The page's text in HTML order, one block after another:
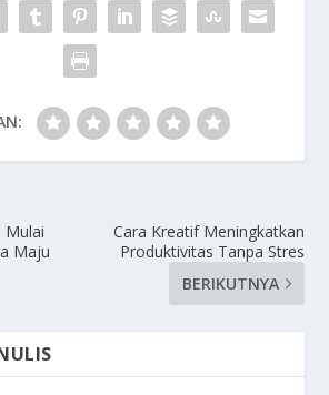
Mulai
Maju
Cara Kreatif Meningkatkan
Produktivitas Tanpa Stres
BERIKUTNYA